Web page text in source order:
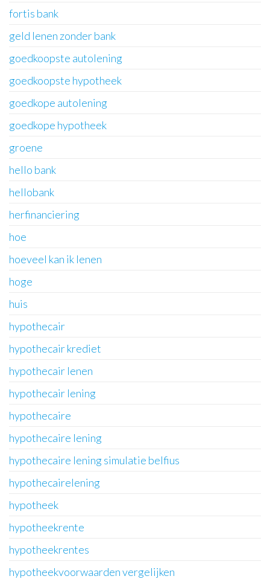
fortis bank
geld lenen zonder bank
goedkoopste autolening
goedkoopste hypotheek
goedkope autolening
goedkope hypotheek
groene
hello bank
hellobank
herfinanciering
hoe
hoeveel kan ik lenen
hoge
huis
hypothecair
hypothecair krediet
hypothecair lenen
hypothecair lening
hypothecaire
hypothecaire lening
hypothecaire lening simulatie belfius
hypothecairelening
hypotheek
hypotheekrente
hypotheekrentes
hypotheekvoorwaarden vergelijken